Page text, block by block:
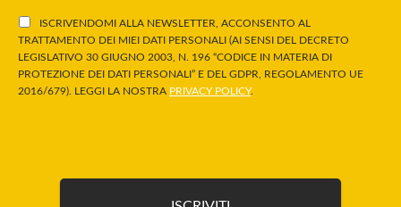
ISCRIVENDOMI ALLA NEWSLETTER, ACCONSENTO AL
TRATTAMENTO DEI MIEI DATI PERSONALI (AI SENSI DEL DECRETO
LEGISLATIVO 30 GIUGNO 2003, N. 196 “CODICE IN MATERIA DI
PROTEZIONE DEI DATI PERSONALI” E DEL GDPR, REGOLAMENTO UE
2016/679). LEGGI LA NOSTRA PRIVACY POLICY.